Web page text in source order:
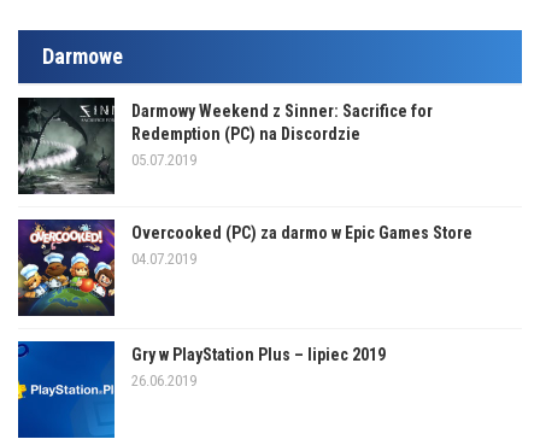
Darmowe
Darmowy Weekend z Sinner: Sacrifice for
Redemption (PC) na Discordzie
05.07.2019
Overcooked (PC) za darmo w Epic Games Store
04.07.2019
Gry w PlayStation Plus – lipiec 2019
26.06.2019